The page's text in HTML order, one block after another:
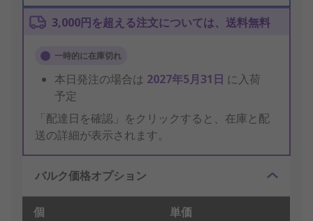
3,000円を超える注文については、送料無料
一時的に在庫切れ
本日発注の場合は 2027年5月31日 に入荷
予定
「配達日を確認」をクリックすると、在庫と配
送の詳細が表示されます。
バルク価格オプション
個 単価